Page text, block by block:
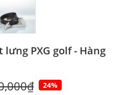
PXG golf - Hàng
24%